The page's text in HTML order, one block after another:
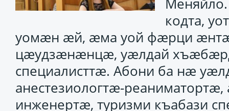
кодта,
уомæн æй, æма уой фæрци
цæудзæнæнцæ, уæлдай
специалисттæ. Абони ба нæ
анестезиологтæ-
инженертæ, туризми къабази